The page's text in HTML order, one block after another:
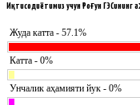
Иқтисодиётимиз учун Роғун ГЭСининг
Жуда катта - 57.1%
Катта - 0%
Унчалик аҳамияти йук - 0%